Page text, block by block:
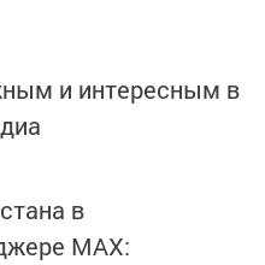
и интересным в
в
MАХ: